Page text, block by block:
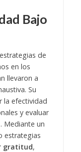
Bajo
de
en los
llevaron a
Su
la efectividad
y evaluar
. Mediante un
estrategias
gratitud,